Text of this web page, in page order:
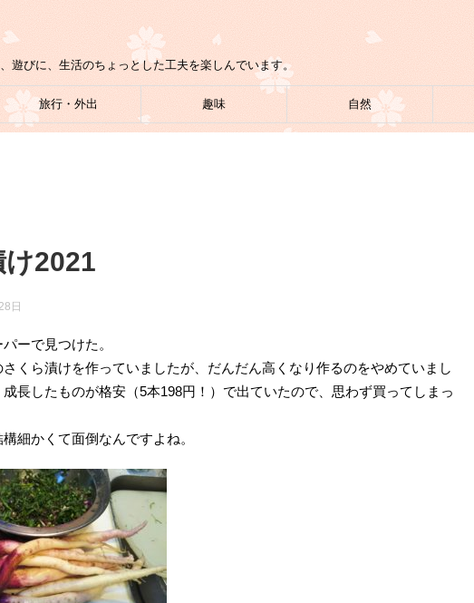
遊びに、生活のちょっとした工夫を楽しんでいます。
旅行・外出 趣味 自然
け2021
日
ーで見つけた。
くら漬けを作っていましたが、だんだん高くなり作るのをやめていまし
長したものが格安（5本198円！）で出ていたので、思わず買ってしまっ
細かくて面倒なんですよね。